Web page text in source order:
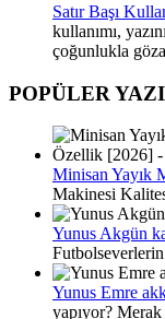
Satır Başı
kullanımı,
çoğunlukla
POPÜLER
Minisan Yayık
Makinesi
Yunus Akgün
Yunus Emre
yapıyor?